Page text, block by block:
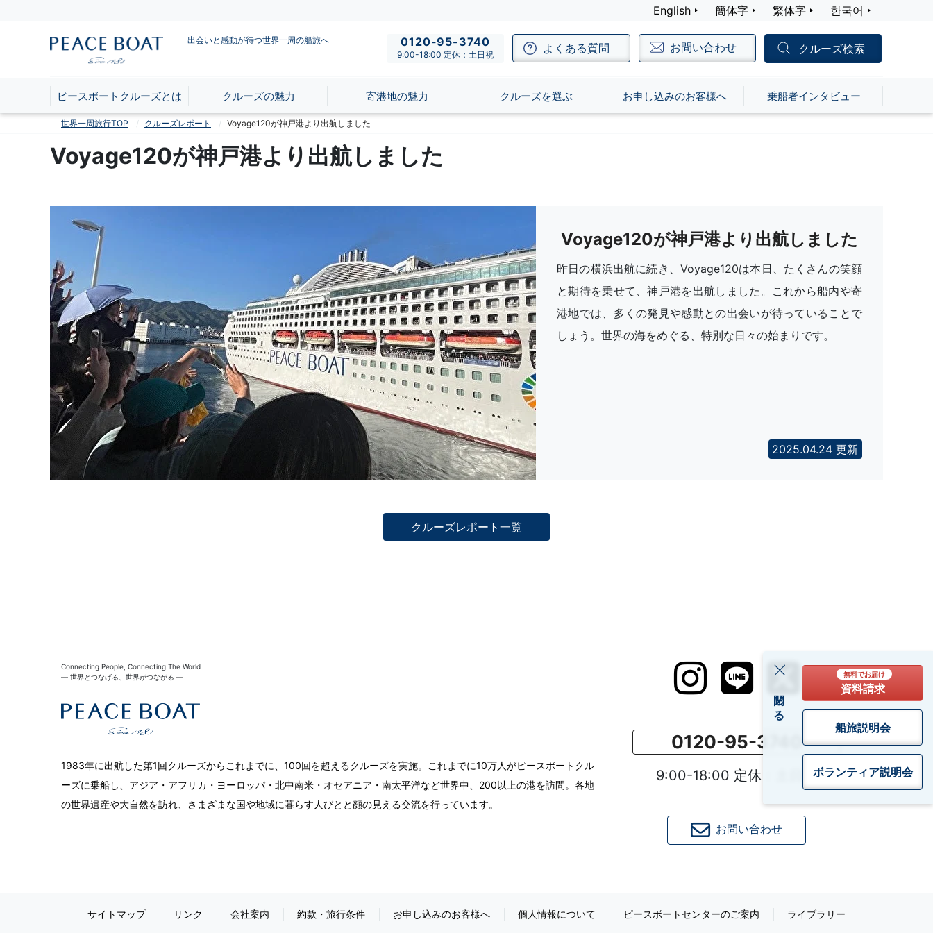
English 簡体字 繁体字 한국어
出会いと感動が待つ世界一周の船旅へ 0120-95-3740
9:00-18:00 定休：土日祝 よくある質問 お問い合わせ クルーズ検索
ピースボートクルーズとは クルーズの魅力 寄港地の魅力 クルーズを選ぶ お申し込みのお客様へ 乗船者インタビュー
閉じる
無料でお届け
資料請求
船旅説明会
ボランティア説明会
世界一周旅行TOP クルーズレポート Voyage120が神戸港より出航しました
Voyage120が神戸港より出航しました
Voyage120が神戸港より出航しました
昨日の横浜出航に続き、Voyage120は本日、たくさんの笑顔
と期待を乗せて、神戸港を出航しました。これから船内や寄
港地では、多くの発見や感動との出会いが待っていることで
しょう。世界の海をめぐる、特別な日々の始まりです。
2025.04.24 更新
クルーズレポート一覧
0120-95-3740
9:00-18:00 定休：土日祝
お問い合わせ
Connecting People, Connecting The World
― 世界とつなげる、世界がつながる ―
1983年に出航した第1回クルーズからこれまでに、100回を超えるクルーズを実施。これまでに10万人がピースボートクル
ーズに乗船し、アジア・アフリカ・ヨーロッパ・北中南米・オセアニア・南太平洋など世界中、200以上の港を訪問。各地
の世界遺産や大自然を訪れ、さまざまな国や地域に暮らす人びとと顔の見える交流を行っています。
サイトマップ リンク 会社案内 約款・旅行条件 お申し込みのお客様へ 個人情報について ピースボートセンターのご案内 ライブラリー